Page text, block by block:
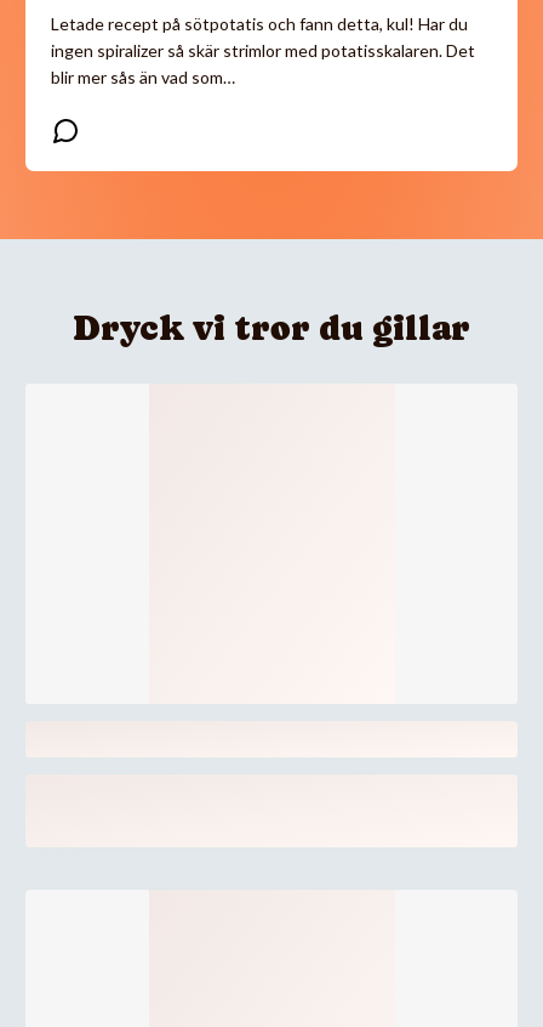
Letade recept på sötpotatis och fann detta, kul! Har du
ingen spiralizer så skär strimlor med potatisskalaren. Det
blir mer sås än vad som…
Dryck vi tror du gillar